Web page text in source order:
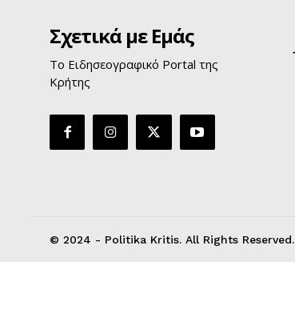
Σχετικά με Εμάς
Το Ειδησεογραφικό Portal της
Κρήτης
© 2024 - Politika Kritis. All Rights Reserved.